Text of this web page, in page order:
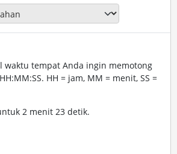
waktu tempat Anda ingin memotong
HH = jam, MM = menit, SS =
2 menit 23 detik.